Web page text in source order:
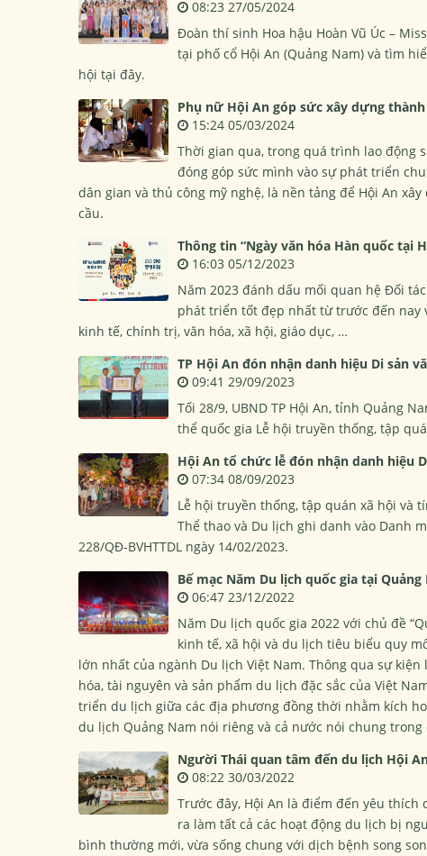
08:23 27/05/2024
Đoàn thí sinh Hoa hậu Hoàn Vũ Úc –
tại phố cổ Hội An (Quảng Nam) và tìm
hội tại đây.
Phụ nữ Hội An góp sức xây dựng
15:24 05/03/2024
Thời gian qua, trong quá trình lao động
đóng góp sức mình vào sự phát triển
dân gian và thủ công mỹ nghệ, là nền tảng để Hội An
cầu.
Thông tin “Ngày văn hóa Hàn quốc tại
16:03 05/12/2023
Năm 2023 đánh dấu mối quan hệ Đối
phát triển tốt đẹp nhất từ trước đến nay
kinh tế, chính trị, văn hóa, xã hội, giáo dục, …
TP Hội An đón nhận danh hiệu Di sản
09:41 29/09/2023
Tối 28/9, UBND TP Hội An, tỉnh Quảng
thể quốc gia Lễ hội truyền thống, tập
Hội An tổ chức lễ đón nhận danh hiệu
07:34 08/09/2023
Lễ hội truyền thống, tập quán xã hội và
Thể thao và Du lịch ghi danh vào Danh
228/QĐ-BVHTTDL ngày 14/02/2023.
Bế mạc Năm Du lịch quốc gia tại Quảng
06:47 23/12/2022
Năm Du lịch quốc gia 2022 với chủ đề
kinh tế, xã hội và du lịch tiêu biểu quy
lớn nhất của ngành Du lịch Việt Nam. Thông qua sự
hóa, tài nguyên và sản phẩm du lịch đặc sắc của Việt
triển du lịch giữa các địa phương đồng thời nhằm kích
du lịch Quảng Nam nói riêng và cả nước nói chung
Người Thái quan tâm đến du lịch Hội
08:22 30/03/2022
Trước đây, Hội An là điểm đến yêu thích
ra làm tất cả các hoạt động du lịch bị
bình thường mới, vừa sống chung với dịch bệnh song